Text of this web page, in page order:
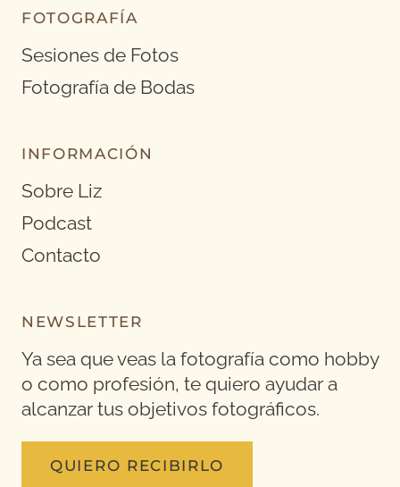
FOTOGRAFÍA
Sesiones de Fotos
Fotografía de Bodas
INFORMACIÓN
Sobre Liz
Podcast
Contacto
NEWSLETTER
Ya sea que veas la fotografía como hobby
o como profesión, te quiero ayudar a
alcanzar tus objetivos fotográficos.
QUIERO RECIBIRLO